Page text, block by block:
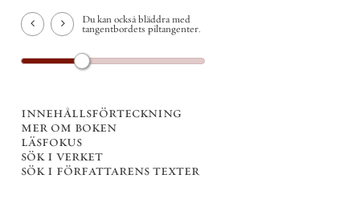
Du kan också bläddra med
tangentbordets piltangenter.
innehållsförteckning
mer om boken
läsfokus
sök i verket
sök i författarens texter